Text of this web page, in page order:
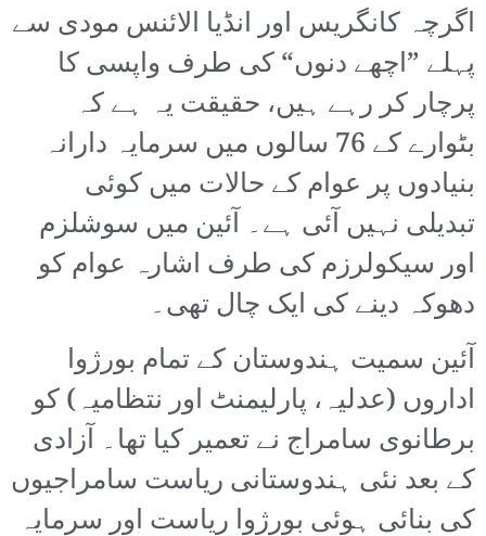
اگرچہ کانگریس اور انڈیا الائنس مودی سے
پہلے ”اچھے دنوں“ کی طرف واپسی کا
پرچار کر رہے ہیں، حقیقت یہ ہے کہ
بٹوارے کے 76 سالوں میں سرمایہ دارانہ
بنیادوں پر عوام کے حالات میں کوئی
تبدیلی نہیں آئی ہے۔ آئین میں سوشلزم
اور سیکولرزم کی طرف اشارہ عوام کو
دھوکہ دینے کی ایک چال تھی۔
آئین سمیت ہندوستان کے تمام بورژوا
اداروں (عدلیہ، پارلیمنٹ اور نتظامیہ) کو
برطانوی سامراج نے تعمیر کیا تھا۔ آزادی
کے بعد نئی ہندوستانی ریاست سامراجیوں
کی بنائی ہوئی بورژوا ریاست اور سرمایہ